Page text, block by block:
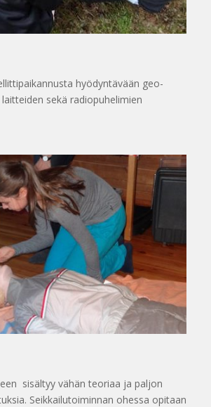
hyödyntävään geo-
sekä radiopuhelimien
sisältyy vähän teoriaa ja paljon
Seikkailutoiminnan ohessa opitaan